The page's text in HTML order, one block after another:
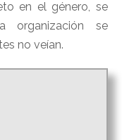
en el género, se
organización se
no veían.